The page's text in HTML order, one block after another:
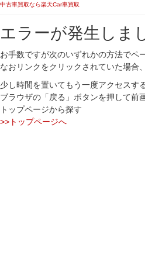
中古車買取なら楽天Car車買取
エラーが発生しま
お手数ですが次のいずれかの方法でペ
なおリンクをクリックされていた場合
少し時間を置いてもう一度アクセスす
ブラウザの「戻る」ボタンを押して前
トップページから探す
>>トップページへ